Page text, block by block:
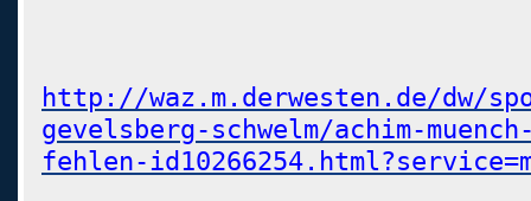
http://waz.m.derwesten.de/dw/
gevelsberg-schwelm/achim-
fehlen-